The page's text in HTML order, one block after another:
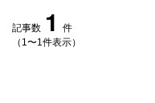
記事数 1
件
（1〜1件表示）